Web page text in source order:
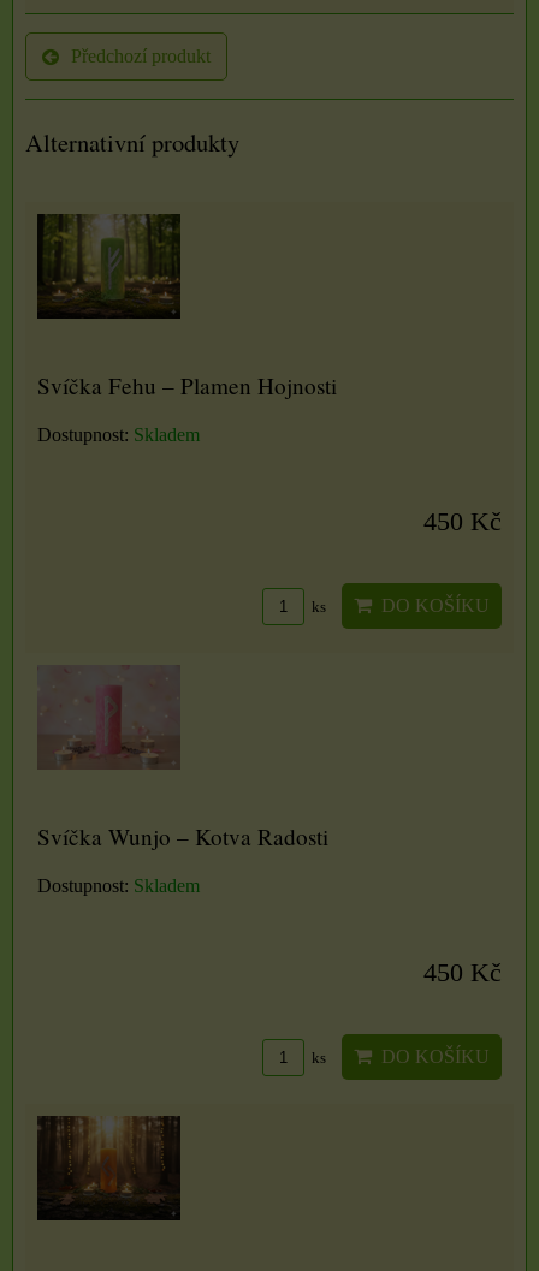
Předchozí produkt
Alternativní produkty
Svíčka Fehu – Plamen Hojnosti
Dostupnost: Skladem
450 Kč
ks DO KOŠÍKU
Svíčka Wunjo – Kotva Radosti
Dostupnost: Skladem
450 Kč
ks DO KOŠÍKU